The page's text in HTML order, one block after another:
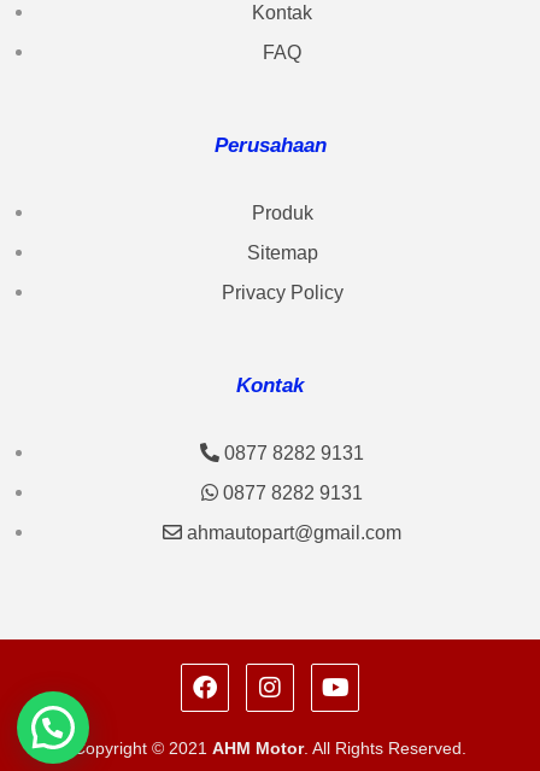
Kontak
FAQ
Perusahaan
Produk
Sitemap
Privacy Policy
Kontak
0877 8282 9131
0877 8282 9131
ahmautopart@gmail.com
Copyright © 2021 AHM Motor. All Rights Reserved.